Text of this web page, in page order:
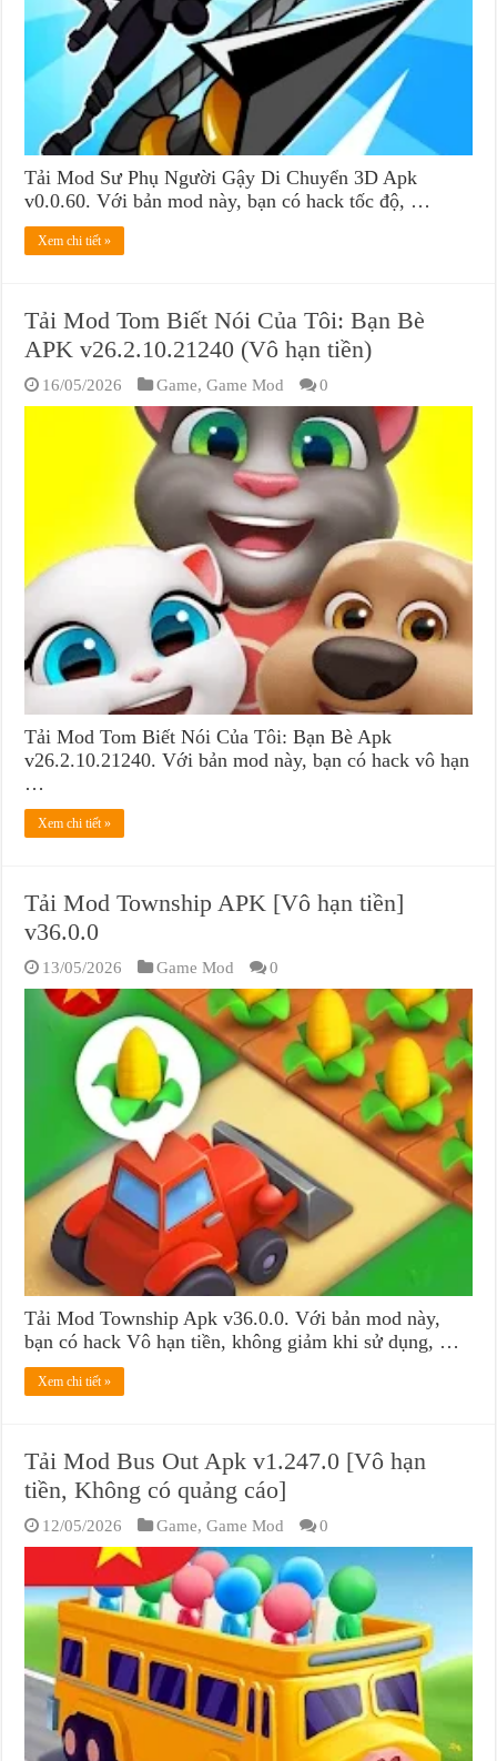
Tải Mod Sư Phụ Người Gậy Di Chuyển 3D Apk
v0.0.60. Với bản mod này, bạn có hack tốc độ, …
Xem chi tiết »
Tải Mod Tom Biết Nói Của Tôi: Bạn Bè
APK v26.2.10.21240 (Vô hạn tiền)
16/05/2026 Game,Game Mod 0
Tải Mod Tom Biết Nói Của Tôi: Bạn Bè Apk
v26.2.10.21240. Với bản mod này, bạn có hack vô hạn
…
Xem chi tiết »
Tải Mod Township APK [Vô hạn tiền]
v36.0.0
13/05/2026 Game Mod 0
Tải Mod Township Apk v36.0.0. Với bản mod này,
bạn có hack Vô hạn tiền, không giảm khi sử dụng, …
Xem chi tiết »
Tải Mod Bus Out Apk v1.247.0 [Vô hạn
tiền, Không có quảng cáo]
12/05/2026 Game,Game Mod 0